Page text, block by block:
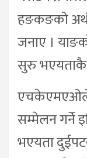
हङकङको
जनाए ।
सुरु भएयताकै
एचकेएमएओले
सम्मेलन गर्ने
भएयता